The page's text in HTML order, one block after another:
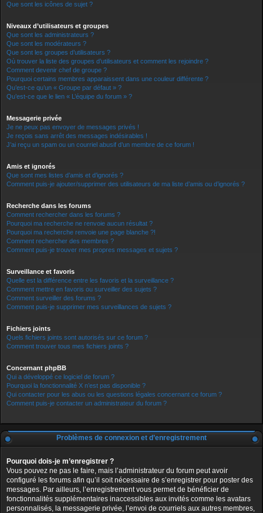
Que sont les icônes de sujet ?
Niveaux d’utilisateurs et groupes
Que sont les administrateurs ?
Que sont les modérateurs ?
Que sont les groupes d’utilisateurs ?
Où trouver la liste des groupes d’utilisateurs et comment les rejoindre ?
Comment devenir chef de groupe ?
Pourquoi certains membres apparaissent dans une couleur différente ?
Qu’est-ce qu’un « Groupe par défaut » ?
Qu’est-ce que le lien « L’équipe du forum » ?
Messagerie privée
Je ne peux pas envoyer de messages privés !
Je reçois sans arrêt des messages indésirables !
J’ai reçu un spam ou un courriel abusif d’un membre de ce forum !
Amis et ignorés
Que sont mes listes d’amis et d’ignorés ?
Comment puis-je ajouter/supprimer des utilisateurs de ma liste d’amis ou d’ignorés ?
Recherche dans les forums
Comment rechercher dans les forums ?
Pourquoi ma recherche ne renvoie aucun résultat ?
Pourquoi ma recherche renvoie une page blanche ?!
Comment rechercher des membres ?
Comment puis-je trouver mes propres messages et sujets ?
Surveillance et favoris
Quelle est la différence entre les favoris et la surveillance ?
Comment mettre en favoris ou surveiller des sujets ?
Comment surveiller des forums ?
Comment puis-je supprimer mes surveillances de sujets ?
Fichiers joints
Quels fichiers joints sont autorisés sur ce forum ?
Comment trouver tous mes fichiers joints ?
Concernant phpBB
Qui a développé ce logiciel de forum ?
Pourquoi la fonctionnalité X n’est pas disponible ?
Qui contacter pour les abus ou les questions légales concernant ce forum ?
Comment puis-je contacter un administrateur du forum ?
Problèmes de connexion et d’enregistrement
Pourquoi dois-je m’enregistrer ?
Vous pouvez ne pas le faire, mais l’administrateur du forum peut avoir
configuré les forums afin qu’il soit nécessaire de s’enregistrer pour poster des
messages. Par ailleurs, l’enregistrement vous permet de bénéficier de
fonctionnalités supplémentaires inaccessibles aux invités comme les avatars
personnalisés, la messagerie privée, l’envoi de courriels aux autres membres,